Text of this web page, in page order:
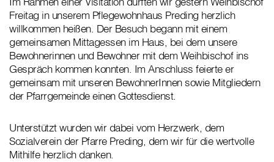
Freitag in unserem Pflegewohnhaus Preding herzlich
willkommen heißen. Der Besuch begann mit einem
gemeinsamen Mittagessen im Haus, bei dem unsere
Bewohnerinnen und Bewohner mit dem Weihbischof ins
Gespräch kommen konnten. Im Anschluss feierte er
gemeinsam mit unseren BewohnerInnen sowie Mitgliedern
der Pfarrgemeinde einen Gottesdienst.
Unterstützt wurden wir dabei vom Herzwerk, dem
Sozialverein der Pfarre Preding, dem wir für die wertvolle
Mithilfe herzlich danken.